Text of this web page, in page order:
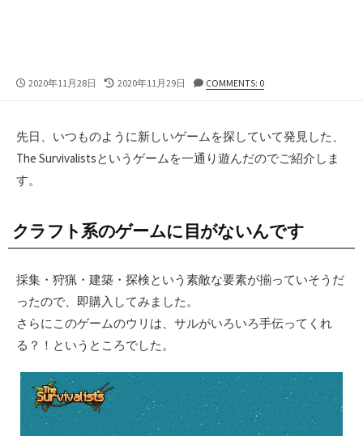
公
2020年11月28日
最
新
日
2020年11月29日 COMMENTS: 0
先日、いつものように新しいゲームを探していて発見した、
The Survivalistsというゲームを一通り遊んだのでご紹介しま
す。
クラフト系のゲームに目がないんです
採集・狩猟・建築・探検という素敵な要素が揃っていそうだ
ったので、即購入してみました。
さらにこのゲームのウリは、サルがいろいろ手伝ってくれ
る？！というところでした。